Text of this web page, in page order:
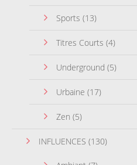
Sports (13)
Titres Courts (4)
Underground (5)
Urbaine (17)
Zen (5)
INFLUENCES (130)